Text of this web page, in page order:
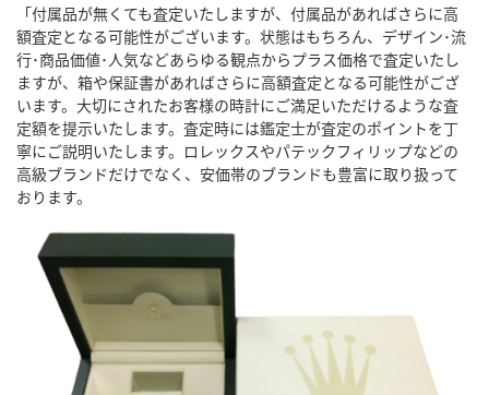
「付属品が無くても査定いたしますが、付属品があればさらに高
額査定となる可能性がございます。状態はもちろん、デザイン･流
行･商品価値･人気などあらゆる観点からプラス価格で査定いたし
ますが、箱や保証書があればさらに高額査定となる可能性がござ
います。大切にされたお客様の時計にご満足いただけるような査
定額を提示いたします。査定時には鑑定士が査定のポイントを丁
寧にご説明いたします。ロレックスやパテックフィリップなどの
高級ブランドだけでなく、安価帯のブランドも豊富に取り扱って
おります。